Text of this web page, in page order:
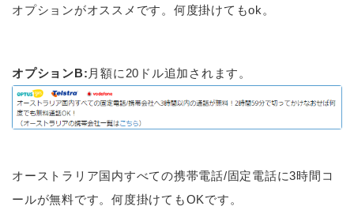
オプションがオススメです。何度掛けてもok。
オプションB: 月額に20ドル追加されます。
オーストラリア国内すべての携帯電話/固定電話に3時間コ
ールが無料です。何度掛けてもOKです。